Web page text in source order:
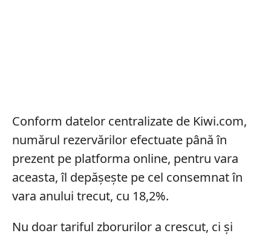
Conform datelor centralizate de Kiwi.com,
numărul rezervărilor efectuate până în
prezent pe platforma online, pentru vara
aceasta, îl depăşeşte pe cel consemnat în
vara anului trecut, cu 18,2%.
Nu doar tariful zborurilor a crescut, ci și